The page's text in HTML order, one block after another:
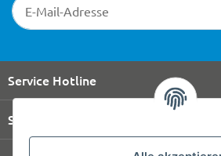
Service Hotline
Shop Service